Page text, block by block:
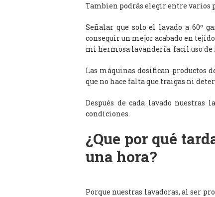
Tambien podrás elegir entre varios
Señalar que solo el lavado a 60º
conseguir un mejor acabado en
mi hermosa lavandería: facil uso de
Las máquinas dosifican productos
que no hace falta que traigas ni
Después de cada lavado
condiciones.
¿Que por qué
una hora?
Porque nuestras lavadoras, al ser